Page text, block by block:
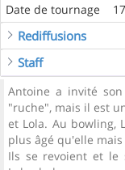
Date de tournage
Rediffusions
Staff
Antoine a invité
"ruche", mais il est
et Lola. Au bowling,
plus âgé qu'elle
Ils se revoient et le